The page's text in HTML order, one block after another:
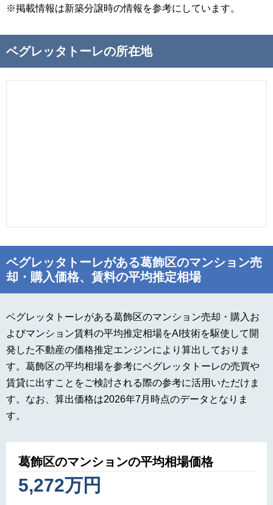
※掲載情報は新築分譲時の情報を参考にしています。
ベグレッタトーレの所在地
ベグレッタトーレがある葛飾区のマンション売
却・購入価格、賃料の平均推定相場
ベグレッタトーレがある葛飾区のマンション売却・購入お
よびマンション賃料の平均推定相場をAI技術を駆使して開
発した不動産の価格推定エンジンにより算出しておりま
す。葛飾区の平均相場を参考にベグレッタトーレの売買や
賃貸に出すことをご検討される際の参考に活用いただけま
す。なお、算出価格は2026年7月時点のデータとなりま
す。
葛飾区のマンションの平均相場価格
5,272万円